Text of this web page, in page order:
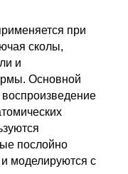
при
сколы,
и
Основной
послойно
и моделируются с